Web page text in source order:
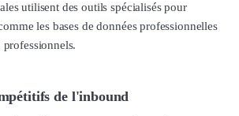
utilisent des outils spécialisés pour
les bases de données professionnelles
de l'inbound